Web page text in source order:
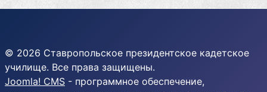
© 2026 Ставропольское президентское кадетское
училище. Все права защищены.
Joomla! CMS - программное обеспечение,